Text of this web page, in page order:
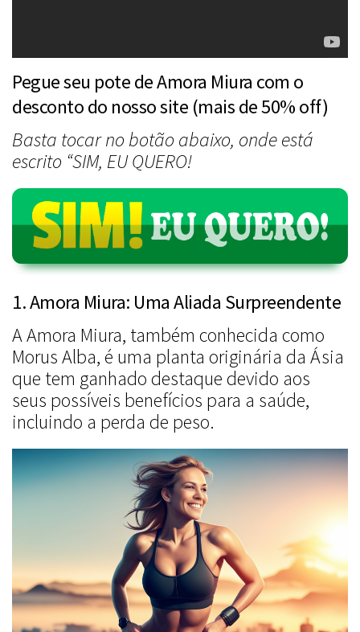
Pegue seu pote de Amora Miura com o
desconto do nosso site (mais de 50% off)
Basta tocar no botão abaixo, onde está
escrito “SIM, EU QUERO!
1. Amora Miura: Uma Aliada Surpreendente
A Amora Miura, também conhecida como
Morus Alba, é uma planta originária da Ásia
que tem ganhado destaque devido aos
seus possíveis benefícios para a saúde,
incluindo a perda de peso.